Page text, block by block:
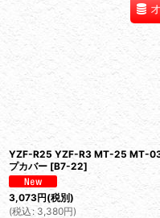
YZF-R25 YZF-R3 MT-25 MT-03
プカバー [B7-22]
3,073円(税別)
(税込: 3,380円)